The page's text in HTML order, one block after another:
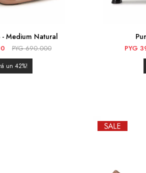
- Medium Natural
PYG 690.000
42
PYG